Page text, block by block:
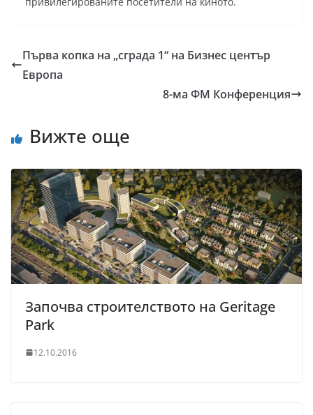
Първа копка на „сграда 1“ на Бизнес център
Европа
8-ма ФМ Конференция
Вижте още
Започва строителството на Geritage
Park
12.10.2016